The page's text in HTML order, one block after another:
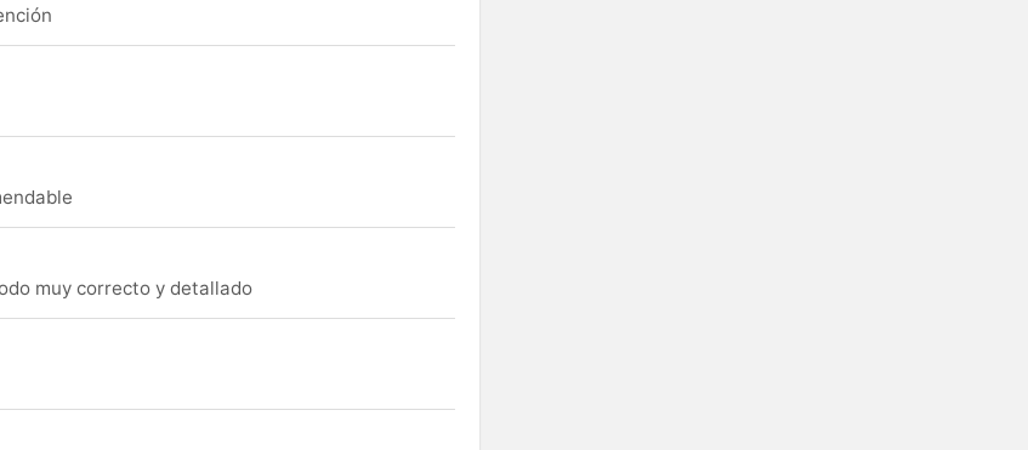
muy correcto y detallado